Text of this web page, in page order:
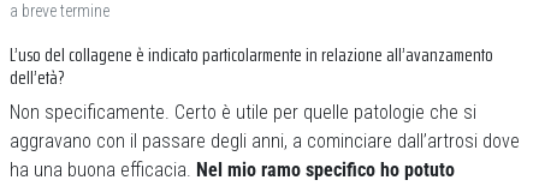
a breve termine
L’uso del collagene è indicato particolarmente in relazione all’avanzamento
dell’età?
Non specificamente. Certo è utile per quelle patologie che si
aggravano con il passare degli anni, a cominciare dall’artrosi dove
ha una buona efficacia. Nel mio ramo specifico ho potuto